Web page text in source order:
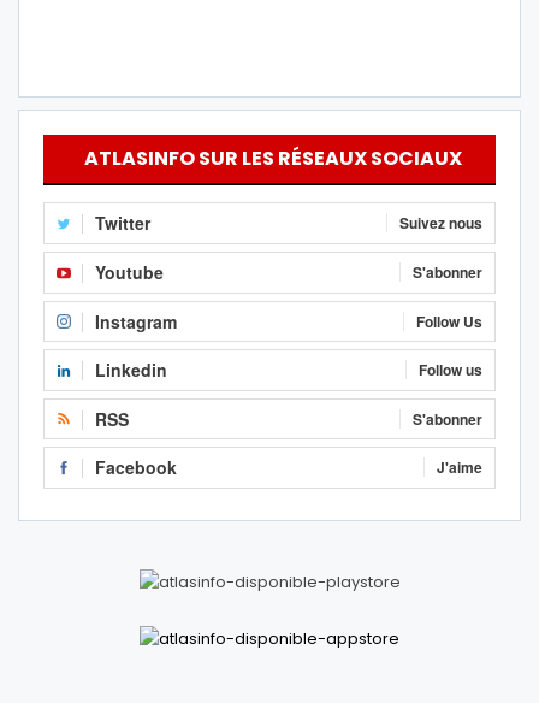
ATLASINFO SUR LES RÉSEAUX SOCIAUX
Twitter Suivez nous
Youtube S'abonner
Instagram Follow Us
Linkedin Follow us
RSS S'abonner
Facebook J'aime